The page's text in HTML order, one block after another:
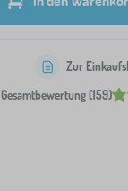
Gesamtbewertung (159)
Zur